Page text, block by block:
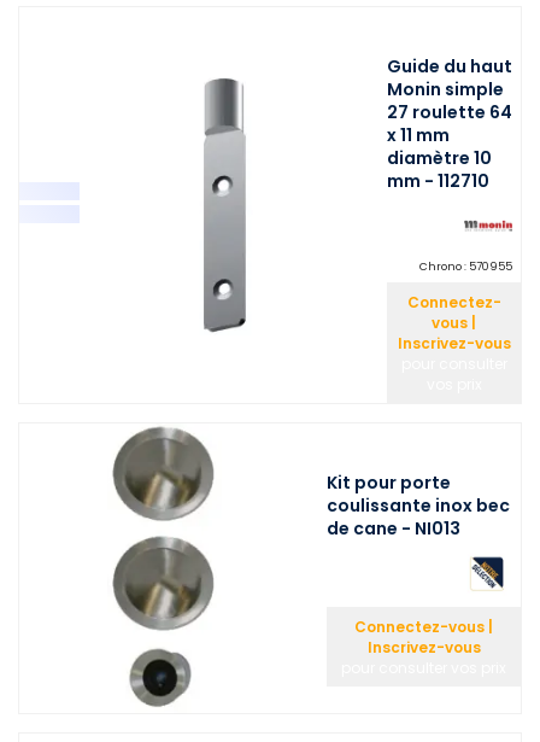
Guide du haut
Monin simple
27 roulette 64
x 11 mm
diamètre 10
mm - 112710
Chrono : 570955
Connectez-
vous |
Inscrivez-vous
Kit pour porte
coulissante inox bec
de cane - NI013
Connectez-vous |
Inscrivez-vous